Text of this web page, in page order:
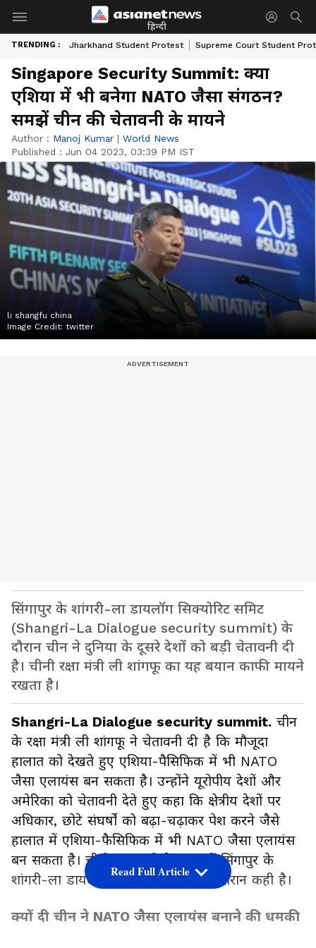
हिन्दी
TRENDING : Jharkhand Student Protest Supreme Court Student
Singapore Security Summit: क्या
एशिया में भी बनेगा NATO जैसा संगठन?
समझें चीन की चेतावनी के मायने
Author : Manoj Kumar | World News
Published : Jun 04 2023, 03:39 PM IST
li shangfu china
Image Credit: twitter
सिंगापुर के शांगरी-ला डायलॉग सिक्योरिट समिट
(Shangri-La Dialogue security summit) के
दौरान चीन ने दुनिया के दूसरे देशों को बड़ी चेतावनी दी
है। चीनी रक्षा मंत्री ली शांगफू का यह बयान काफी मायने
रखता है।
Shangri-La Dialogue security summit. चीन
के रक्षा मंत्री ली शांगफू ने चेतावनी दी है कि मौजूदा
हालात को देखते हुए एशिया-पैसिफिक में भी NATO
जैसा एलायंस बन सकता है। उन्होंने यूरोपीय देशों और
अमेरिका को चेतावनी देते हुए कहा कि क्षेत्रीय देशों पर
अधिकार, छोटे संघर्षों को बढ़ा-चढ़ाकर पेश करने जैसे
हालात में एशिया-फैसिफिक में भी NATO जैसा एलायंस
बन सकता है। चीनी रक्षा मंत्री ने यह बातें सिंगापुर के
शांगरी-ला डायलॉग सिक्योरिटी समिट के दौरान कही है।
क्यों दी चीन ने NATO जैसा एलायंस बनाने की धमकी
Read Full Article